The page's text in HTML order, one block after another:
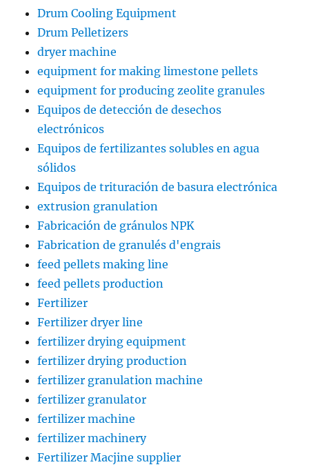
Drum Cooling Equipment
Drum Pelletizers
dryer machine
equipment for making limestone pellets
equipment for producing zeolite granules
Equipos de detección de desechos
electrónicos
Equipos de fertilizantes solubles en agua
sólidos
Equipos de trituración de basura electrónica
extrusion granulation
Fabricación de gránulos NPK
Fabrication de granulés d'engrais
feed pellets making line
feed pellets production
Fertilizer
Fertilizer dryer line
fertilizer drying equipment
fertilizer drying production
fertilizer granulation machine
fertilizer granulator
fertilizer machine
fertilizer machinery
Fertilizer Macjine supplier